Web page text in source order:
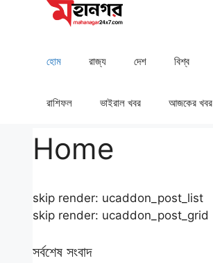
হোম রাজ্য দেশ ⁠বিশ্ব
রাশিফল ⁠⁠ভাইরাল খবর আজকের খবর
Home
skip render: ucaddon_post_list
skip render: ucaddon_post_grid
সর্বশেষ সংবাদ